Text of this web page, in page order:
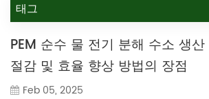
태그
PEM 순수 물 전기 분해 수소 생
절감 및 효율 향상 방법의 장점
Feb 05, 2025